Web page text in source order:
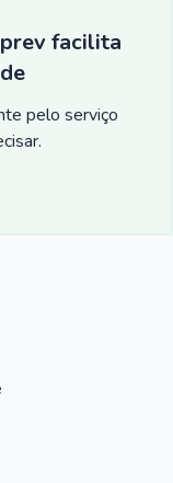
facilita
pelo serviço